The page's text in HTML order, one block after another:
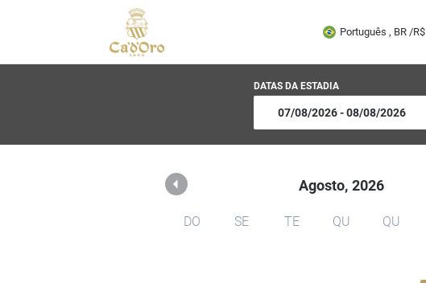
Hotel Cadoro São PauloPortuguês , BR /R$
DATAS DA ESTADIA
Agosto, 2026
DO SE TE QU QU